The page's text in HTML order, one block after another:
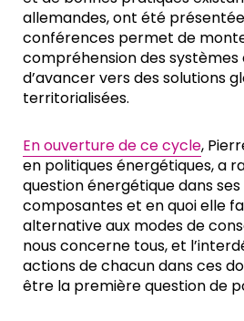
allemandes, ont été
conférences permet de
compréhension des systèmes
d’avancer vers des solutions
territorialisées.
En ouverture de ce cycle,
en politiques énergétiques, a
question énergétique dans
composantes et en quoi elle
alternative aux modes de
nous concerne tous, et
actions de chacun dans ces
être la première question de